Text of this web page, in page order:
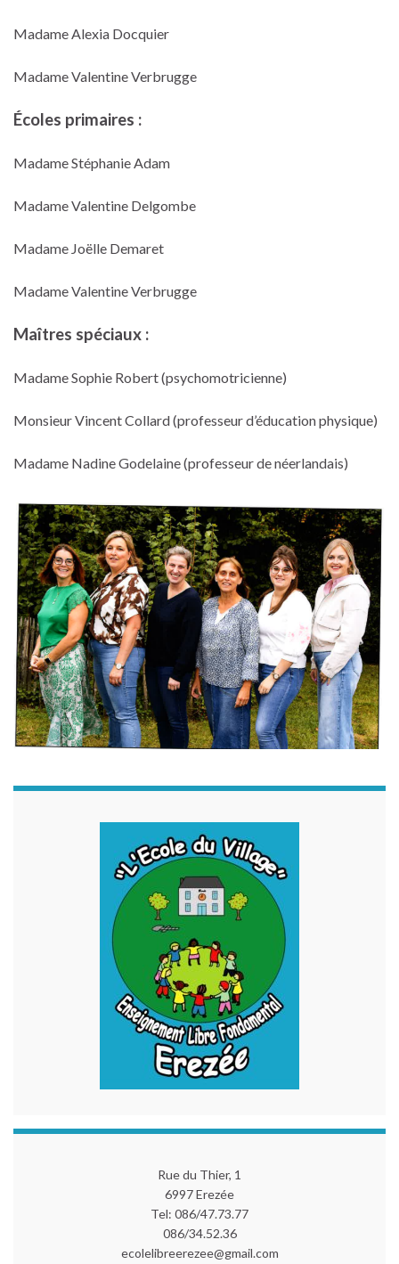
Madame Alexia Docquier
Madame Valentine Verbrugge
Écoles primaires :
Madame Stéphanie Adam
Madame Valentine Delgombe
Madame Joëlle Demaret
Madame Valentine Verbrugge
Maîtres spéciaux :
Madame Sophie Robert (psychomotricienne)
Monsieur Vincent Collard (professeur d’éducation physique)
Madame Nadine Godelaine (professeur de néerlandais)
Rue du Thier, 1
6997 Erezée
Tel: 086/47.73.77
086/34.52.36
ecolelibreerezee@gmail.com